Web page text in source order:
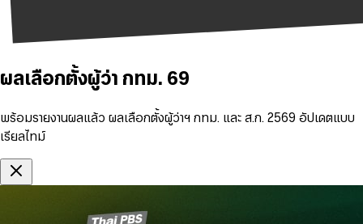
ผลเลือกตั้งผู้ว่า กทม. 69
พร้อมรายงานผลแล้ว ผลเลือกตั้งผู้ว่าฯ กทม. และ ส.ก. 2569 อัปเดตแบบ
เรียลไทม์